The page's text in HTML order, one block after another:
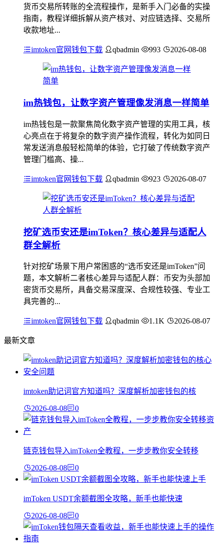
货币交易所转账的全流程操作，是新手入门必备的实操
指南，教程详细拆解从资产核对、对应链选择、交易所
收款地址...
imtoken官网钱包下载 qbadmin 993 2026-08-08
im热钱包，让数字资产管理像发消息一样简单
im热钱包是一款聚焦简化数字资产管理的实用工具，核
心亮点在于将复杂的数字资产操作流程，转化为如同日
常发送消息般轻松简单的体验，它打破了传统数字资产
管理门槛高、操...
imtoken官网钱包下载 qbadmin 923 2026-08-07
挖矿选币安还是imToken？核心差异与适配人
群全解析
针对挖矿场景下用户常困惑的“选币安还是imToken”问
题，本文解析二者核心差异与适配人群：币安为头部加
密货币交易所，具备交易深度深、合规性较强、专业工
具完善的...
imtoken官网钱包下载 qbadmin 1.1K 2026-08-07
最新文章
imtoken助记词官方知道吗？深度解析加密钱包的核
2026-08-08 0
链克钱包导入imToken全教程，一步步教你安全转移
2026-08-08 0
imToken USDT余额截图全攻略，新手也能快速
2026-08-08 0